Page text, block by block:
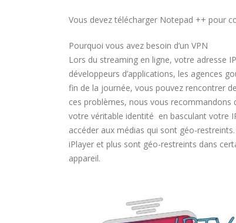
Vous devez télécharger Notepad ++ pour
Pourquoi vous avez besoin d’un VPN
Lors du streaming en ligne, votre adresse
développeurs d’applications, les agences
fin de la journée, vous pouvez rencontrer
ces problèmes, nous vous
votre véritable identité en basculant votre
accéder aux médias qui sont géo-
iPlayer et plus sont géo-restreints dans
appareil.